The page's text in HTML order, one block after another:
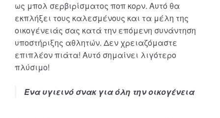
ως μπολ σερβιρίσματος ποπ κορν. Αυτό θα
εκπλήξει τους καλεσμένους και τα μέλη της
οικογένειάς σας κατά την επόμενη συνάντηση
υποστήριξης αθλητών. Δεν χρειαζόμαστε
επιπλέον πιάτα! Αυτό σημαίνει λιγότερο
πλύσιμο!
Ένα υγιεινό σνακ για όλη την οικογένεια